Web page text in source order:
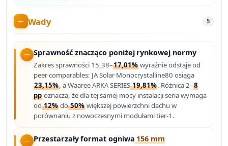
Wady 5
Sprawność znacząco poniżej rynkowej normy
Zakres sprawności 15,38–17,01% wyraźnie odstaje od
peer comparables: JA Solar Monocrystalline80 osiąga
23,15%, a Waaree ARKA SERIES19,81%. Różnica 2–8
pp oznacza, że dla tej samej mocy instalacji seria wymaga
od12% do50% większej powierzchni dachu w
porównaniu z nowoczesnymi modułami tier-1.
Przestarzały format ogniwa 156 mm